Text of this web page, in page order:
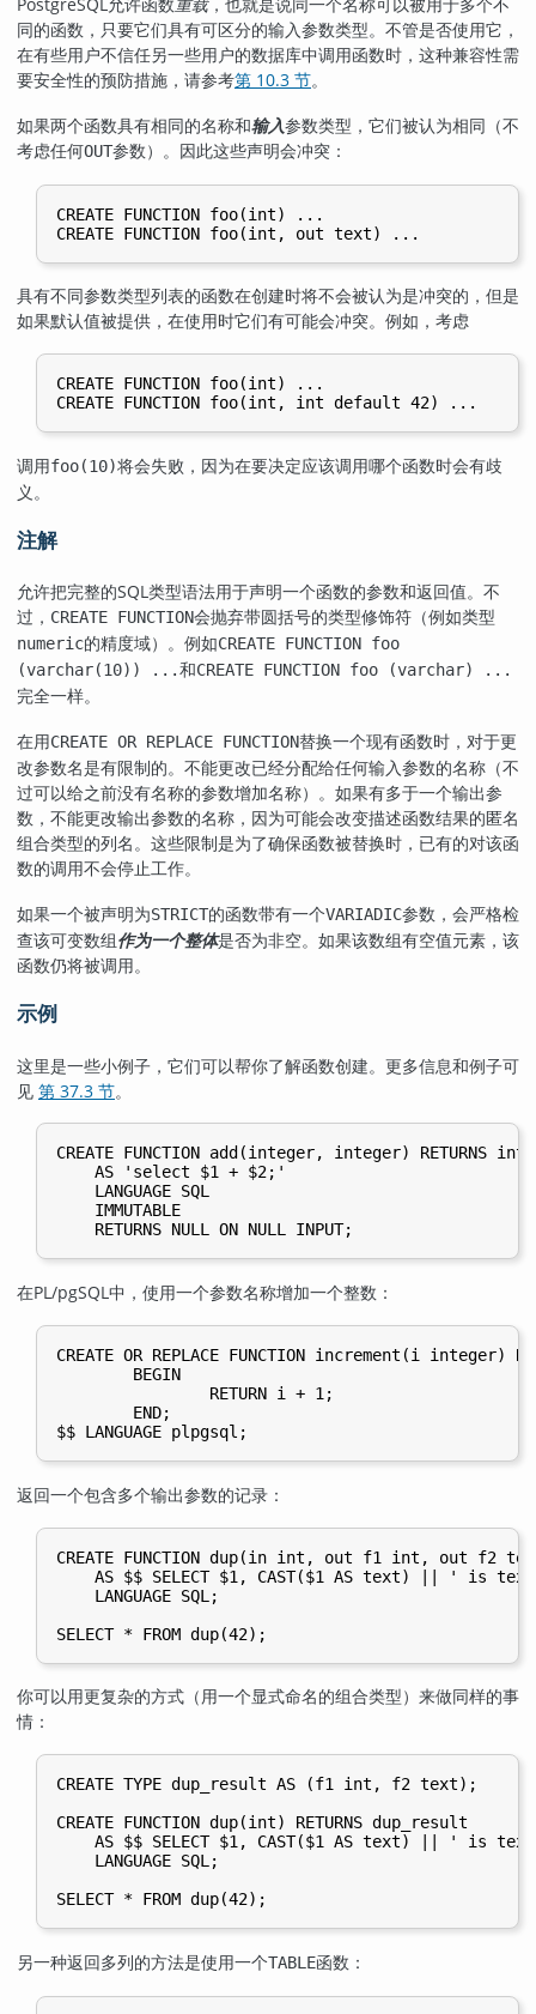
同的函数，只要它们具有可区分的输入参数类型。不管是否使用它，
在有些用户不信任另一些用户的数据库中调用函数时，这种兼容性需
要安全性的预防措施，请参考第 10.3 节。
如果两个函数具有相同的名称和输入参数类型，它们被认为相同（不
考虑任何OUT参数）。因此这些声明会冲突：
CREATE FUNCTION foo(int) ...
具有不同参数类型列表的函数在创建时将不会被认为是冲突的，但是
如果默认值被提供，在使用时它们有可能会冲突。例如，考虑
CREATE FUNCTION foo(int) ...
调用foo(10)将会失败，因为在要决定应该调用哪个函数时会有歧
义。
注解
允许把完整的SQL类型语法用于声明一个函数的参数和返回值。不
过， CREATE FUNCTION会抛弃带圆括号的类型修饰符（例如类型
numeric的精度域）。例如CREATE FUNCTION foo
(varchar(10)) ...和CREATE FUNCTION foo (varchar) ...
完全一样。
在用CREATE OR REPLACE FUNCTION替换一个现有函数时，对于更
改参数名是有限制的。不能更改已经分配给任何输入参数的名称（不
过可以给之前没有名称的参数增加名称）。如果有多于一个输出参
数，不能更改输出参数的名称，因为可能会改变描述函数结果的匿名
组合类型的列名。这些限制是为了确保函数被替换时，已有的对该函
数的调用不会停止工作。
如果一个被声明为STRICT的函数带有一个VARIADIC参数，会严格检
查该可变数组作为一个整体是否为非空。如果该数组有空值元素，该
函数仍将被调用。
示例
这里是一些小例子，它们可以帮你了解函数创建。更多信息和例子可
见 第 37.3 节。
CREATE FUNCTION add(integer, integer) RETURNS
    AS 'select $1 + $2;'
    LANGUAGE SQL
    IMMUTABLE
在PL/pgSQL中，使用一个参数名称增加一个整数：
CREATE OR REPLACE FUNCTION increment(i integer)
        BEGIN
                RETURN i + 1;
        END;
返回一个包含多个输出参数的记录：
CREATE FUNCTION dup(in int, out f1 int, out f2
AS $$ SELECT $1, CAST($1 AS text) || ' is
    LANGUAGE SQL;
你可以用更复杂的方式（用一个显式命名的组合类型）来做同样的事
情：
CREATE TYPE dup_result AS (f1 int, f2 text);
CREATE FUNCTION dup(int) RETURNS dup_result
AS $$ SELECT $1, CAST($1 AS text) || ' is
    LANGUAGE SQL;
另一种返回多列的方法是使用一个TABLE函数：